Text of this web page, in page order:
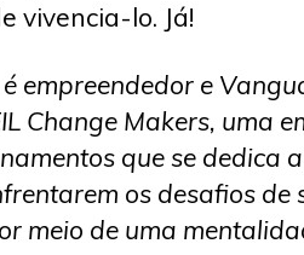
vivencia-lo. Já!
é empreendedor e
Change Makers, uma
que se dedica
os desafios de
meio de uma